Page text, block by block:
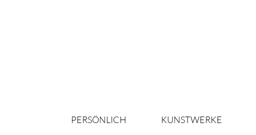
PERSÖNLICH KUNSTWERKE